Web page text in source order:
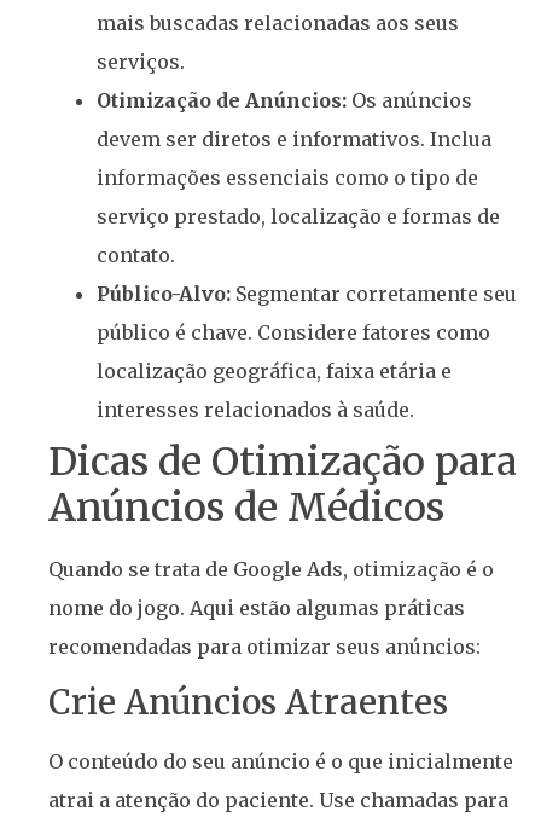
mais buscadas relacionadas aos seus
serviços.
Otimização de Anúncios: Os anúncios
devem ser diretos e informativos. Inclua
informações essenciais como o tipo de
serviço prestado, localização e formas de
contato.
Público-Alvo: Segmentar corretamente seu
público é chave. Considere fatores como
localização geográfica, faixa etária e
interesses relacionados à saúde.
Dicas de Otimização para
Anúncios de Médicos
Quando se trata de Google Ads, otimização é o
nome do jogo. Aqui estão algumas práticas
recomendadas para otimizar seus anúncios:
Crie Anúncios Atraentes
O conteúdo do seu anúncio é o que inicialmente
atrai a atenção do paciente. Use chamadas para